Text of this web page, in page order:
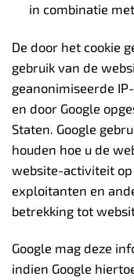
in combinatie
De door het cookie
gebruik van de
geanonimiseerde
en door Google
Staten. Google
houden hoe u de
website-activiteit
exploitanten en
betrekking tot
Google mag deze
indien Google